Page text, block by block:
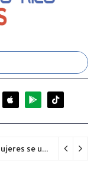
La Oficina de la Procuradora de las Mujeres se unió nuevamente a la iniciativa “Quiero Mi Escuela” y adoptó tres planteles escolares